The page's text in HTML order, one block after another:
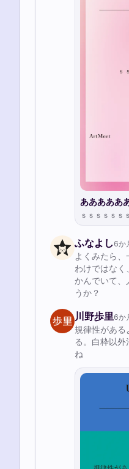
あああああ
ｓｓｓｓｓｓ
ふなよし 6か
よくみたら
わけではな
かんでいて、
うか？
川野歩里6か
規律性がある
る。白枠以
ね